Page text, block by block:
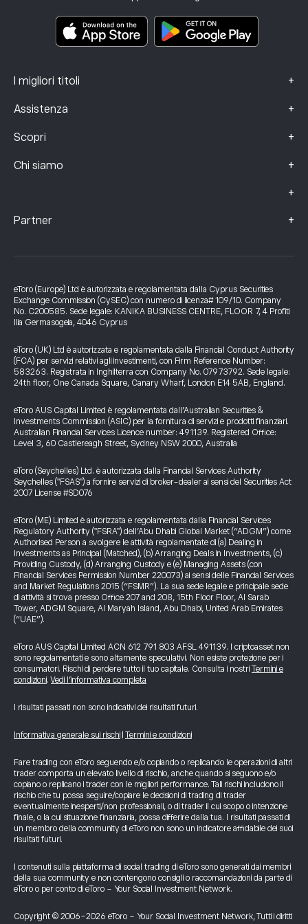
I migliori titoli +
Assistenza +
Scopri +
Chi siamo +
+
Documenti informativi chiave
Dati sui reclami (clienti FCA)
Partner +
eToro (Europe) Ltd è autorizzata e regolamentata dalla Cyprus Securities
Exchange Commission (CySEC) con numero di licenza# 109/10. Company
No. C200585. Sede legale: KANIKA BUSINESS CENTRE, FLOOR 7, 4 Profiti
Ilia Germasogeia, 4046 Cyprus
eToro (UK) Ltd è autorizzata e regolamentata dalla Financial Conduct Authority
(FCA) per servizi relativi agli investimenti, con Firm Reference Number:
583263. Registrata in Inghilterra con Company No. 07973792. Sede legale:
24th floor, One Canada Square, Canary Wharf, London E14 5AB, England.
eToro AUS Capital Limited è regolamentata dall’Australian Securities &
Investments Commission (ASIC) per la fornitura di servizi e prodotti finanziari.
Australian Financial Services Licence number: 491139. Registered Office:
Level 3, 60 Castlereagh Street, Sydney NSW 2000, Australia
eToro (Seychelles) Ltd. è autorizzata dalla Financial Services Authority
Seychelles ("FSAS") a fornire servizi di broker-dealer ai sensi del Securities Act
2007 License #SD076
eToro (ME) Limited è autorizzata e regolamentata dalla Financial Services
Regulatory Authority ("FSRA") dell’Abu Dhabi Global Market (“ADGM”) come
Authorised Person a svolgere le attività regolamentate di (a) Dealing in
Investments as Principal (Matched), (b) Arranging Deals in Investments, (c)
Providing Custody, (d) Arranging Custody e (e) Managing Assets (con
Financial Services Permission Number 220073) ai sensi delle Financial Services
and Market Regulations 2015 (“FSMR”). La sua sede legale e principale sede
di attività si trova presso Office 207 and 208, 15th Floor Floor, Al Sarab
Tower, ADGM Square, Al Maryah Island, Abu Dhabi, United Arab Emirates
(“UAE”).
eToro AUS Capital Limited ACN 612 791 803 AFSL 491139. I criptoasset non
sono regolamentati e sono altamente speculativi. Non esiste protezione per i
consumatori. Rischi di perdere tutto il tuo capitale. Consulta i nostri Termini e
condizioni.Vedi l’informativa completa
I risultati passati non sono indicativi dei risultati futuri.
Informativa generale sui rischi Termini e condizioni
Fare trading con eToro seguendo e/o copiando o replicando le operazioni di altri
trader comporta un elevato livello di rischio, anche quando si seguono e/o
copiano o replicano i trader con le migliori performance. Tali rischi includono il
rischio che tu possa seguire/copiare le decisioni di trading di trader
eventualmente inesperti/non professionali, o di trader il cui scopo o intenzione
finale, o la cui situazione finanziaria, possa differire dalla tua. I risultati passati di
un membro della community di eToro non sono un indicatore affidabile dei suoi
risultati futuri.
I contenuti sulla piattaforma di social trading di eToro sono generati dai membri
della sua community e non contengono consigli o raccomandazioni da parte di
eToro o per conto di eToro - Your Social Investment Network.
Copyright © 2006-2026 eToro - Your Social Investment Network, Tutti i diritti